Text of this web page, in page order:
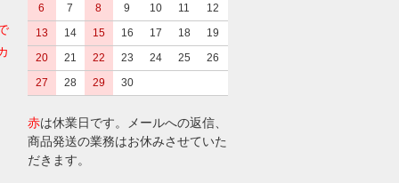
6
7 8 9 10 11
12
13
14 15 16 17 18
19
20
21 22 23 24 25
26
27
28 29 30
赤は休業日です。メールへの返信、
商品発送の業務はお休みさせていた
だきます。